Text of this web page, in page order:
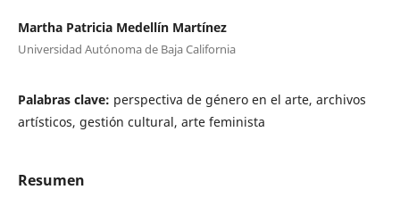
Martha Patricia Medellín Martínez
Universidad Autónoma de Baja California
Palabras clave: perspectiva de género en el arte, archivos
artísticos, gestión cultural, arte feminista
Resumen